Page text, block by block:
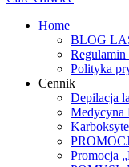
Home
BLOG
Regulamin
Polityka
Cennik
Depilacja
Medycyna
Promocja